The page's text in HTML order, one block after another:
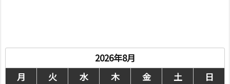
2026年8月
月
火 水 木 金 土
日